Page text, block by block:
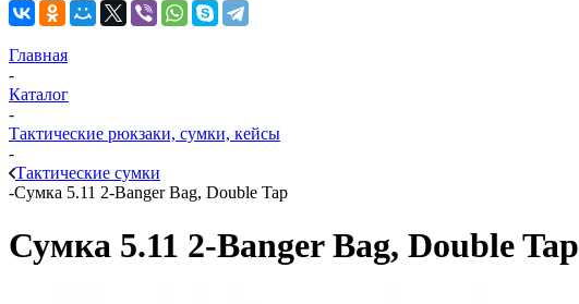
Главная
-
Каталог
-
Тактические рюкзаки, сумки, кейсы
-
Тактические сумки
-Сумка 5.11 2-Banger Bag, Double Tap
Сумка 5.11 2-Banger Bag, Double Tap